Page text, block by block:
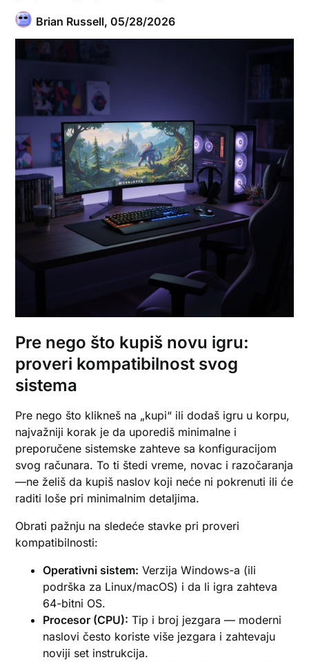
Brian Russell,05/28/2026
Pre nego što kupiš novu igru:
proveri kompatibilnost svog
sistema
Pre nego što klikneš na „kupi“ ili dodaš igru u korpu,
najvažniji korak je da uporediš minimalne i
preporučene sistemske zahteve sa konfiguracijom
svog računara. To ti štedi vreme, novac i razočaranja
—ne želiš da kupiš naslov koji neće ni pokrenuti ili će
raditi loše pri minimalnim detaljima.
Obrati pažnju na sledeće stavke pri proveri
kompatibilnosti:
Operativni sistem: Verzija Windows-a (ili
podrška za Linux/macOS) i da li igra zahteva
64-bitni OS.
Procesor (CPU): Tip i broj jezgara — moderni
naslovi često koriste više jezgara i zahtevaju
noviji set instrukcija.